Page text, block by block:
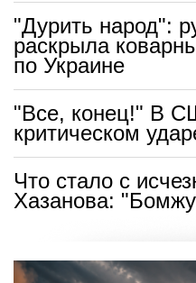
"Дурить народ":
раскрыла
по Украине
"Все, конец!" В
критическом
Что стало с
Хазанова: